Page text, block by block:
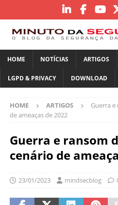
HOME NOTÍCIAS ARTIGOS
LGPD & PRIVACY DOWNLOAD
HOME ARTIGOS
Guerra
de ameaças de 2022
Guerra e ransom
cenário de
23/01/2023 mindsecblog